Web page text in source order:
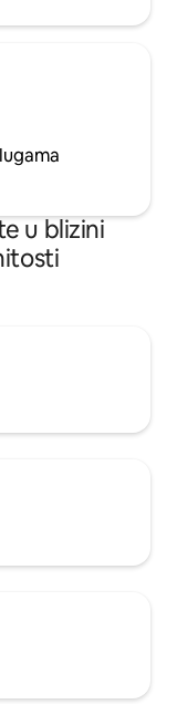
u blizini